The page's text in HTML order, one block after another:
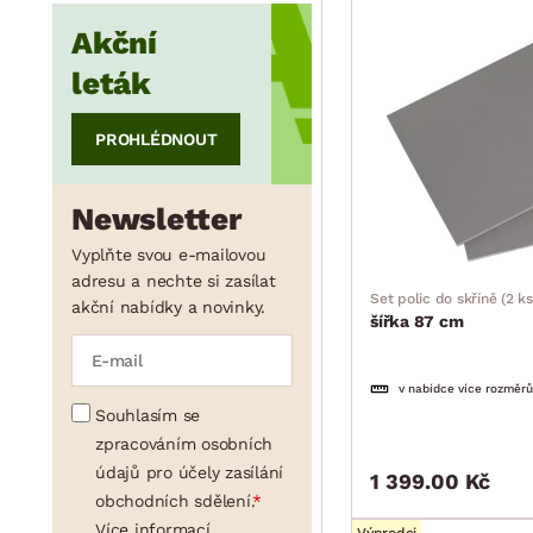
min. cm cm
Akční
leták
PROHLÉDNOUT
Newsletter
Vyplňte svou e-mailovou
adresu a nechte si zasílat
akční nabídky a novinky.
Souhlasím se
zpracováním osobních
údajů pro účely zasílání
obchodních sdělení.
Set polic do skříně (2
šířka 87 cm
v nabídce více rozměrů
1 399.00 Kč